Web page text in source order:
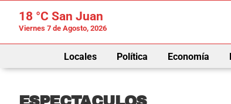
18 °C San Juan
Viernes 7 de Agosto, 2026
Locales Política Economía